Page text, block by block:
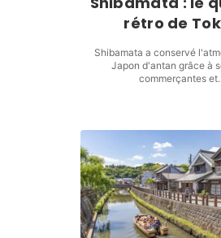
rétro de
Shibamata a conservé
Japon d'antan grâce à
commerçantes